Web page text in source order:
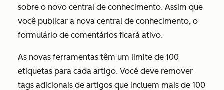
sobre o novo central de conhecimento. Assim que
você publicar a nova central de conhecimento, o
formulário de comentários ficará ativo.
As novas ferramentas têm um limite de 100
etiquetas para cada artigo. Você deve remover
tags adicionais de artigos que incluem mais de 100